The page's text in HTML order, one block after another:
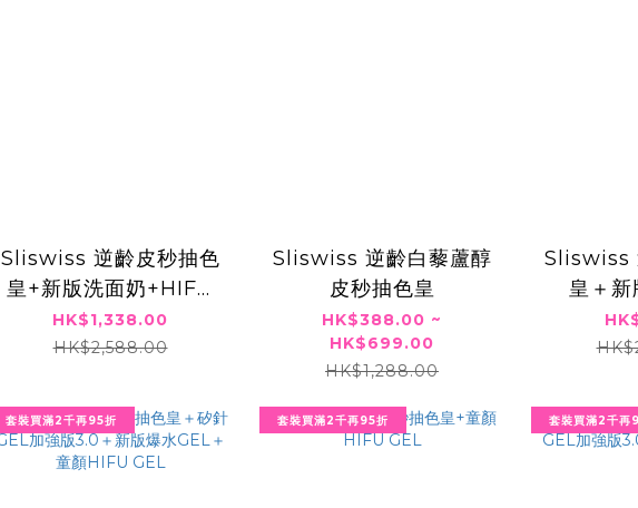
Sliswiss 逆齡皮秒抽色
皇+新版洗面奶+HIFU
爽膚水+RF眼精華＋新
版爆水GEL＋爆水面精
HK$1,338.00
HK$2,588.00
Sliswiss 逆齡白藜蘆醇
皮秒抽色皇
HK$388.00 ~
HK$699.00
HK$1,288.00
Sliswiss
皇＋新
套裝買滿2千再95折 套裝買滿2千再95折 套裝買滿2千再